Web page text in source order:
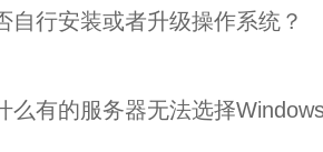
自行安装或者升级操作系统？
么有的服务器无法选择